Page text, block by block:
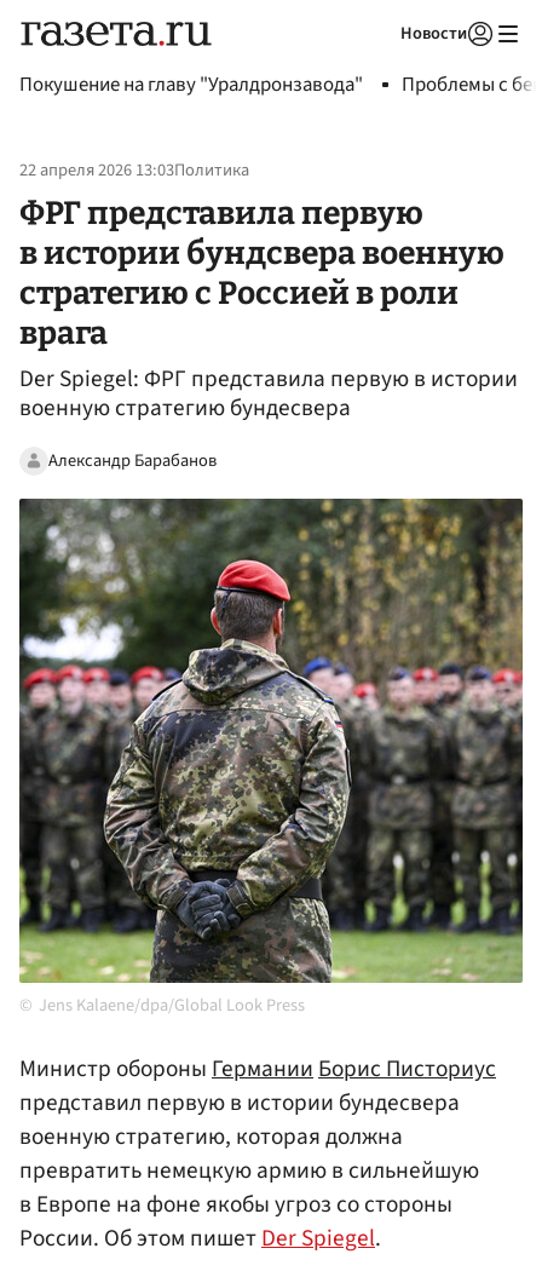
Новости
Покушение на главу "Уралдронзавода" Проблемы с
22 апреля 2026 13:03Политика
ФРГ представила первую
в истории бундсвера военную
стратегию с Россией в роли
врага
Der Spiegel: ФРГ представила первую в истории
военную стратегию бундесвера
Александр Барабанов
Jens Kalaene/dpa/Global Look Press
Министр обороныГерманииБорис Писториус
представил первую в истории бундесвера
военную стратегию, которая должна
превратить немецкую армию в сильнейшую
в Европе на фоне якобы угроз со стороны
России. Об этом пишетDer Spiegel.